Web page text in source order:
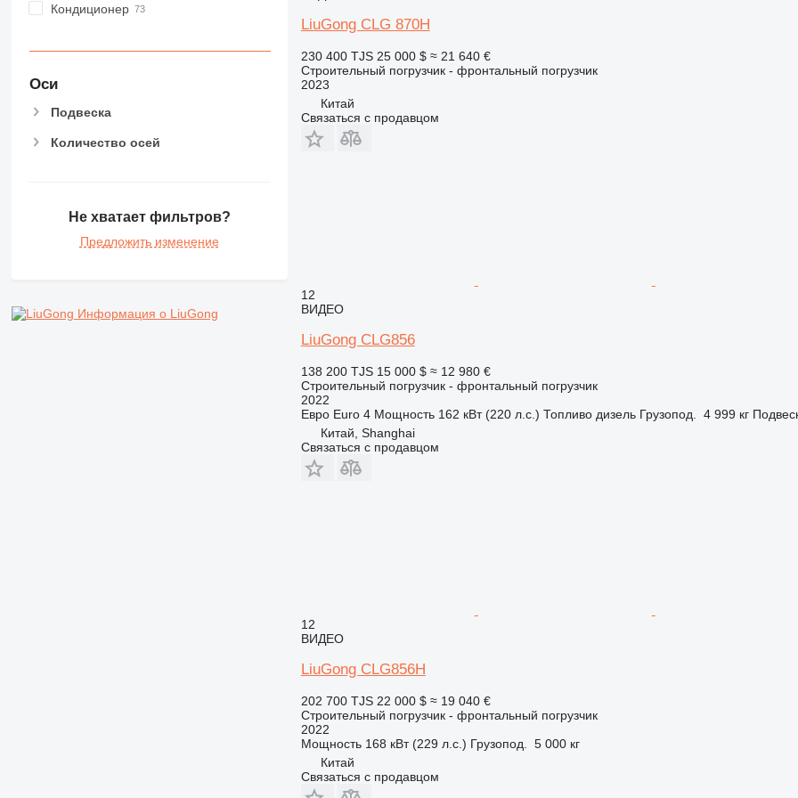
Кондиционер
Оси
Подвеска
Количество осей
Не хватает фильтров?
Предложить изменение
Информация о LiuGong
LiuGong CLG 870H
230 400 TJS 25 000 $ ≈ 21 640 €
Строительный погрузчик - фронтальный погрузчик
2023
Китай
Связаться с продавцом
12
ВИДЕО
LiuGong CLG856
138 200 TJS 15 000 $ ≈ 12 980 €
Строительный погрузчик - фронтальный погрузчик
2022
Евро Euro 4 Мощность 162 кВт (220 л.с.) Топливо дизель Грузопод. 4 999 кг
Китай, Shanghai
Связаться с продавцом
12
ВИДЕО
LiuGong CLG856H
202 700 TJS 22 000 $ ≈ 19 040 €
Строительный погрузчик - фронтальный погрузчик
2022
Мощность 168 кВт (229 л.с.) Грузопод.
5 000 кг
Китай
Связаться с продавцом